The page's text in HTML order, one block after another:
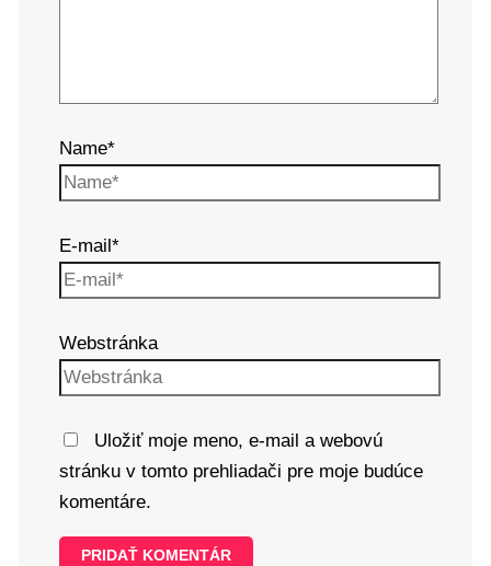
Name*
E-mail*
Webstránka
Uložiť moje meno, e-mail a webovú
stránku v tomto prehliadači pre moje budúce
komentáre.